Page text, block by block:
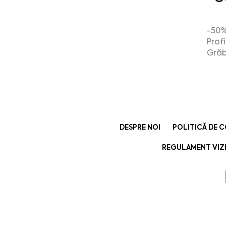
-
DESPRE NOI POLITICĂ DE
REGULAMENT